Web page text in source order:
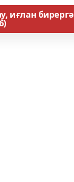
иғлан бирергә